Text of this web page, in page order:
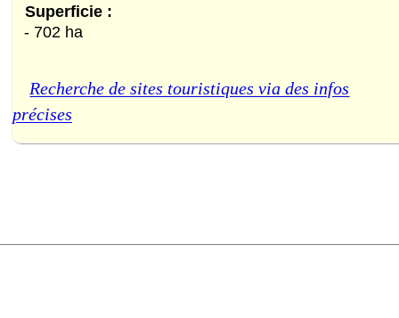
Superficie :
- 702 ha
Recherche de sites touristiques via des infos
précises